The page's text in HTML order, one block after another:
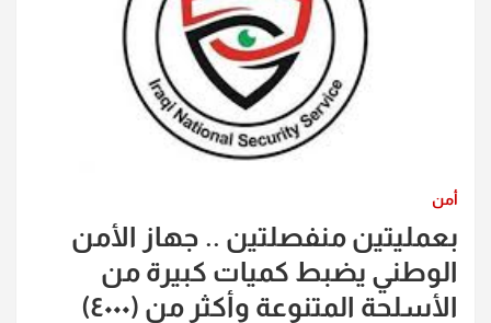
أمن
بعمليتين منفصلتين .. جهاز الأمن
الوطني يضبط كميات كبيرة من
الأسلحة المتنوعة وأكثر من (٤٠٠٠)